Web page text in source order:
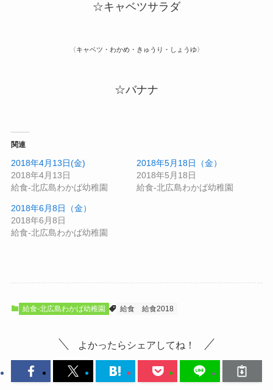
☆キャベツサラダ
〈キャベツ・わかめ・きゅうり・しょうゆ〉
☆バナナ
関連
2018年4月13日(金)
2018年4月13日
給食-北広島わかば幼稚園
2018年5月18日（金）
2018年5月18日
給食-北広島わかば幼稚園
2018年6月8日（金）
2018年6月8日
給食-北広島わかば幼稚園
給食-北広島わかば幼稚園 給食 給食2018
よかったらシェアしてね！